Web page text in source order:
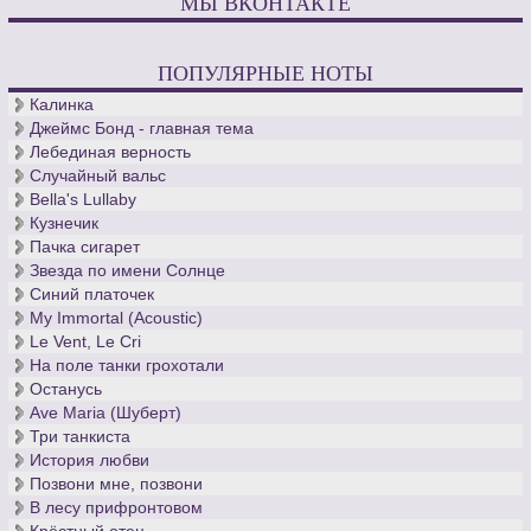
ПОПУЛЯРНЫЕ НОТЫ
Калинка
Джеймс Бонд - главная тема
Лебединая верность
Случайный вальс
Bella's Lullaby
Кузнечик
Пачка сигарет
Звезда по имени Солнце
Синий платочек
My Immortal (Acoustic)
Le Vent, Le Cri
На поле танки грохотали
Останусь
Ave Maria (Шуберт)
Три танкиста
История любви
Позвони мне, позвони
В лесу прифронтовом